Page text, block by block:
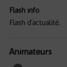
Flash info
Flash d'actualité.
Animateurs